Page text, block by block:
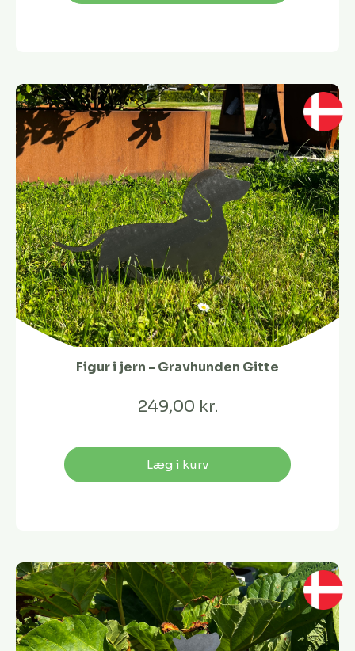
Figur i jern - Gravhunden Gitte
249,00 kr.
Læg i kurv